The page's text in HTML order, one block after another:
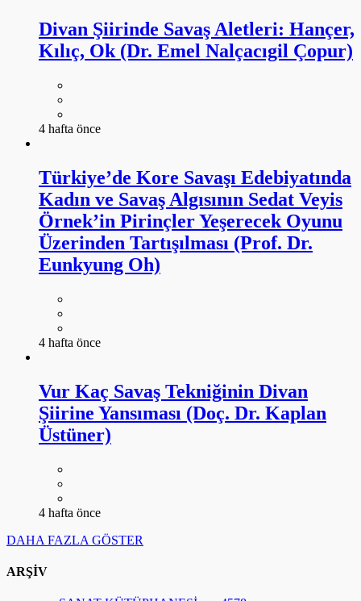
Divan Şiirinde Savaş Aletleri: Hançer,
Kılıç, Ok (Dr. Emel Nalçacıgil Çopur)
4 hafta önce
Türkiye’de Kore Savaşı Edebiyatında
Kadın ve Savaş Algısının Sedat Veyis
Örnek’in Pirinçler Yeşerecek Oyunu
Üzerinden Tartışılması (Prof. Dr.
Eunkyung Oh)
4 hafta önce
Vur Kaç Savaş Tekniğinin Divan
Şiirine Yansıması (Doç. Dr. Kaplan
Üstüner)
4 hafta önce
DAHA FAZLA GÖSTER
ARŞİV